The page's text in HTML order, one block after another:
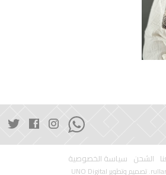
الشحن سياسة الخصوصية
UNO Digital